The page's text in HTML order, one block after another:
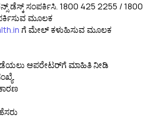
ಡೆಸ್ಕ್ ಸಂಪರ್ಕಿಸಿ. 1800 425 2255 / 1800
ಮೂಲಕ
ಗೆ ಮೇಲ್ ಕಳುಹಿಸುವ ಮೂಲಕ
ಆಪರೇಟರ್‌ಗೆ ಮಾಹಿತಿ ನೀಡಿ